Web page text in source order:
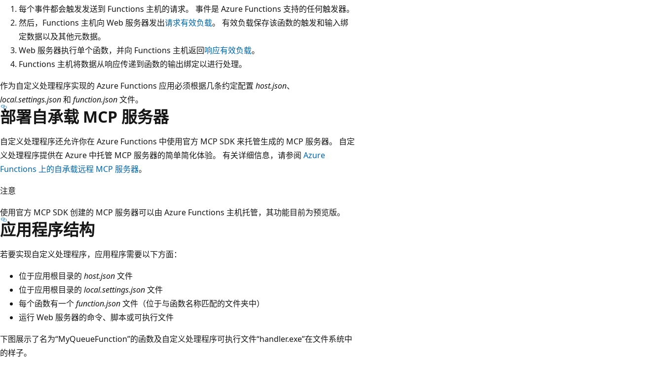
每个事件都会触发发送到 Functions 主机的请求。 事件是 Azure Functions 支持的任何触发器。
然后，Functions 主机向 Web 服务器发出请求有效负载。 有效负载保存该函数的触发和输入绑
定数据以及其他元数据。
Web 服务器执行单个函数，并向 Functions 主机返回响应有效负载。
Functions 主机将数据从响应传递到函数的输出绑定以进行处理。
作为自定义处理程序实现的 Azure Functions 应用必须根据几条约定配置 host.json、
local.settings.json和 function.json文件。
部署自承载 MCP 服务器
自定义处理程序还允许你在 Azure Functions 中使用官方 MCP SDK 来托管生成的 MCP 服务器。 自定
义处理程序提供在 Azure 中托管 MCP 服务器的简单简化体验。 有关详细信息，请参阅 Azure
Functions 上的自承载远程 MCP 服务器。
注意
使用官方 MCP SDK 创建的 MCP 服务器可以由 Azure Functions 主机托管，其功能目前为预览版。
应用程序结构
若要实现自定义处理程序，应用程序需要以下方面：
位于应用根目录的 host.json文件
位于应用根目录的 local.settings.json文件
每个函数有一个function.json文件（位于与函数名称匹配的文件夹中）
运行 Web 服务器的命令、脚本或可执行文件
下图展示了名为“MyQueueFunction”的函数及自定义处理程序可执行文件“handler.exe”在文件系统中
的样子。